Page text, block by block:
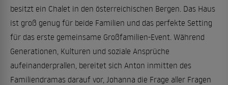
besitzt ein Chalet in den österreichischen Bergen. Das Haus
ist groß genug für beide Familien und das perfekte Setting
für das erste gemeinsame Großfamilien-Event. Während
Generationen, Kulturen und soziale Ansprüche
aufeinanderprallen, bereitet sich Anton inmitten des
Familiendramas darauf vor, Johanna die Frage aller Fragen